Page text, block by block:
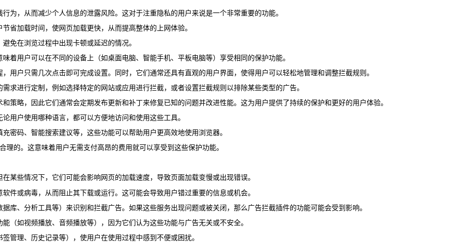
为，从而减少个人信息的泄露风险。这对于注重隐私的用户来说是一个非常重要的功能。
省加载时间，使网页加载更快，从而提高整体的上网体验。
免在浏览过程中出现卡顿或延迟的情况。
着用户可以在不同的设备上（如桌面电脑、智能手机、平板电脑等）享受相同的保护功能。
用户只需几次点击即可完成设置。同时，它们通常还具有直观的用户界面，使得用户可以轻松地管理和调整拦截规则。
求进行定制，例如选择特定的网站或应用进行拦截，或者设置拦截规则以排除某些类型的广告。
策略，因此它们通常会定期发布更新和补丁来修复已知的问题并改进性能。这为用户提供了持续的保护和更好的用户体验。
用户使用哪种语言，都可以方便地访问和使用这些工具。
密码、智能搜索建议等，这些功能可以帮助用户更高效地使用浏览器。
的。这意味着用户无需支付高昂的费用就可以享受到这些保护功能。
某些情况下，它们可能会影响网页的加载速度，导致页面加载变慢或出现错误。
件或病毒，从而阻止其下载或运行。这可能会导致用户错过重要的信息或机会。
库、分析工具等）来识别和拦截广告。如果这些服务出现问题或被关闭，那么广告拦截插件的功能可能会受到影响。
（如视频播放、音频播放等），因为它们认为这些功能与广告无关或不安全。
管理、历史记录等），使用户在使用过程中感到不便或困扰。